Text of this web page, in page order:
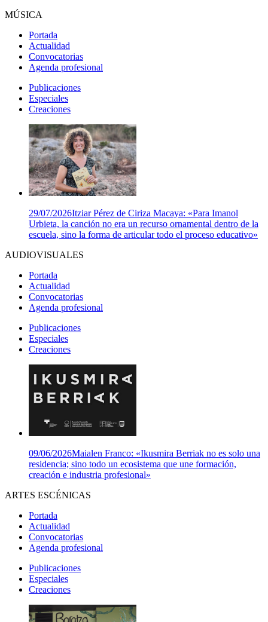
MÚSICA
Portada
Actualidad
Convocatorias
Agenda profesional
Publicaciones
Especiales
Creaciones
29/07/2026Itziar Pérez de Ciriza Macaya: «Para Imanol
Urbieta, la canción no era un recurso ornamental dentro de la
escuela, sino la forma de articular todo el proceso educativo»
AUDIOVISUALES
Portada
Actualidad
Convocatorias
Agenda profesional
Publicaciones
Especiales
Creaciones
09/06/2026Maialen Franco: «Ikusmira Berriak no es solo una
residencia; sino todo un ecosistema que une formación,
creación e industria profesional»
ARTES ESCÉNICAS
Portada
Actualidad
Convocatorias
Agenda profesional
Publicaciones
Especiales
Creaciones